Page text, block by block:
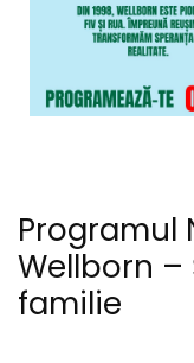
Programul
Wellborn –
familie